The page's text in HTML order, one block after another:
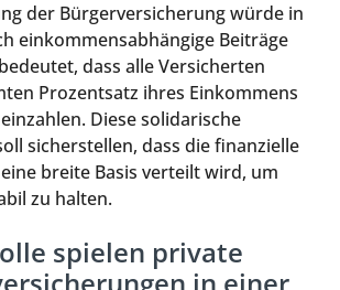
der Bürgerversicherung würde in
einkommensabhängige Beiträge
dass alle Versicherten
Prozentsatz ihres Einkommens
Diese solidarische
sicherstellen, dass die finanzielle
breite Basis verteilt wird, um
zu halten.
spielen private
in einer